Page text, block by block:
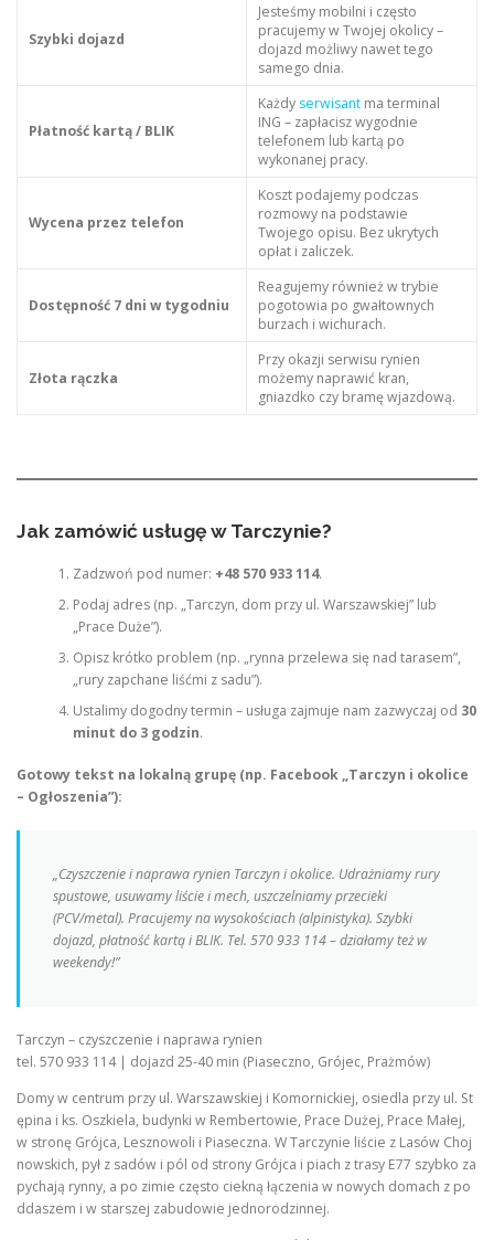
Szybki dojazd
Jesteśmy mobilni i często
pracujemy w Twojej okolicy –
dojazd możliwy nawet tego
samego dnia.
Płatność kartą / BLIK
Każdy serwisantma terminal
ING – zapłacisz wygodnie
telefonem lub kartą po
wykonanej pracy.
Wycena przez telefon
Koszt podajemy podczas
rozmowy na podstawie
Twojego opisu. Bez ukrytych
opłat i zaliczek.
Dostępność 7 dni w tygodniu
Reagujemy również w trybie
pogotowia po gwałtownych
burzach i wichurach.
Złota rączka
Przy okazji serwisu rynien
możemy naprawić kran,
gniazdko czy bramę wjazdową.
Jak zamówić usługę w Tarczynie?
Zadzwoń pod numer: +48 570 933 114.
Podaj adres (np. „Tarczyn, dom przy ul. Warszawskiej” lub
„Prace Duże”).
Opisz krótko problem (np. „rynna przelewa się nad tarasem”,
„rury zapchane liśćmi z sadu”).
Ustalimy dogodny termin – usługa zajmuje nam zazwyczaj od 30
minut do 3 godzin.
Gotowy tekst na lokalną grupę (np. Facebook „Tarczyn i okolice
– Ogłoszenia”):
„Czyszczenie i naprawa rynien Tarczyn i okolice. Udrażniamy rury
spustowe, usuwamy liście i mech, uszczelniamy przecieki
(PCV/metal). Pracujemy na wysokościach (alpinistyka). Szybki
dojazd, płatność kartą i BLIK. Tel. 570 933 114 – działamy też w
weekendy!”
Tarczyn – czyszczenie i naprawa rynien
tel. 570 933 114 | dojazd 25-40 min (Piaseczno, Grójec, Prażmów)
Domy w centrum przy ul. Warszawskiej i Komornickiej, osiedla przy ul. St
ępina i ks. Oszkiela, budynki w Rembertowie, Prace Dużej, Prace Małej,
w stronę Grójca, Lesznowoli i Piaseczna. W Tarczynie liście z Lasów Choj
nowskich, pył z sadów i pól od strony Grójca i piach z trasy E77 szybko za
pychają rynny, a po zimie często ciekną łączenia w nowych domach z po
ddaszem i w starszej zabudowie jednorodzinnej.